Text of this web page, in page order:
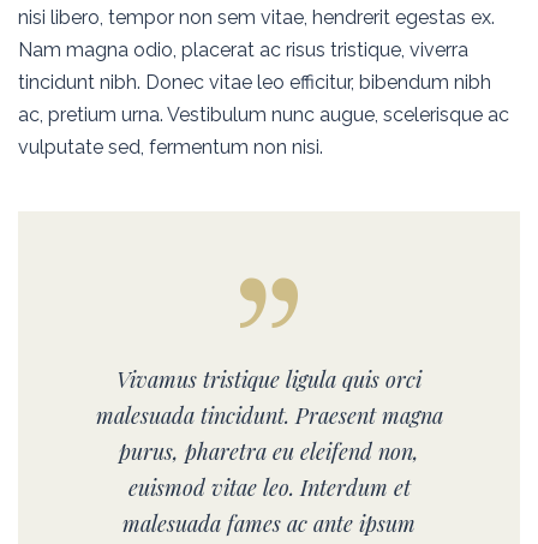
nisi libero, tempor non sem vitae, hendrerit egestas ex.
Nam magna odio, placerat ac risus tristique, viverra
tincidunt nibh. Donec vitae leo efficitur, bibendum nibh
ac, pretium urna. Vestibulum nunc augue, scelerisque ac
vulputate sed, fermentum non nisi.
Vivamus tristique ligula quis orci
malesuada tincidunt. Praesent magna
purus, pharetra eu eleifend non,
euismod vitae leo. Interdum et
malesuada fames ac ante ipsum